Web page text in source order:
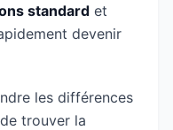
standard et
devenir
les différences
trouver la